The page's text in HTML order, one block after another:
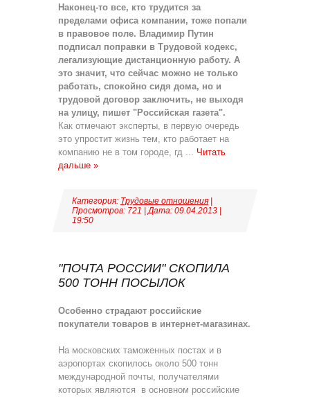
Наконец-то все, кто трудится за
пределами офиса компании, тоже попали
в правовое поле. Владимир Путин
подписал поправки в Трудовой кодекс,
легализующие дистанционную работу. А
это значит, что сейчас можно не только
работать, спокойно сидя дома, но и
трудовой договор заключить, не выходя
на улицу, пишет "Российская газета".
Как отмечают эксперты, в первую очередь
это упростит жизнь тем, кто работает на
компанию не в том городе, гд ... Читать
дальше »
Категория: Трудовые отношения
Просмотров: 721 | Дата: 09.04.2013
19:50
"ПОЧТА РОССИИ" СКОПИЛА
500 ТОНН ПОСЫЛОК
Особенно страдают российские
покупатели товаров в интернет-магазинах.
На московских таможенных постах и в
аэропортах скопилось около 500 тонн
международной почты, получателями
которых являются в основном российские